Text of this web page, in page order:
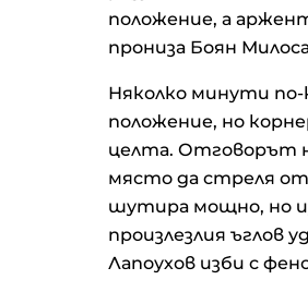
положение, а
прониза Боян
Няколко минути
положение, но
целта. Отговорът
място да стреля от
шутира мощно, но
произлезлия ъглов
Лапоухов изби с